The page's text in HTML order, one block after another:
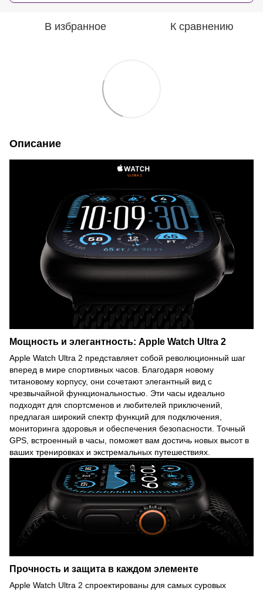
В избранное К сравнению
Описание
Мощность и элегантность: Apple Watch Ultra 2
Apple Watch Ultra 2 представляет собой революционный шаг
вперед в мире спортивных часов. Благодаря новому
титановому корпусу, они сочетают элегантный вид с
чрезвычайной функциональностью. Эти часы идеально
подходят для спортсменов и любителей приключений,
предлагая широкий спектр функций для подключения,
мониторинга здоровья и обеспечения безопасности. Точный
GPS, встроенный в часы, поможет вам достичь новых высот в
ваших тренировках и экстремальных путешествиях.
Прочность и защита в каждом элементе
Apple Watch Ultra 2 спроектированы для самых суровых